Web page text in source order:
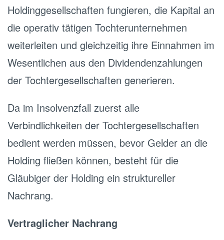
Holdinggesellschaften fungieren, die Kapital an
die operativ tätigen Tochterunternehmen
weiterleiten und gleichzeitig ihre Einnahmen im
Wesentlichen aus den Dividendenzahlungen
der Tochtergesellschaften generieren.
Da im Insolvenzfall zuerst alle
Verbindlichkeiten der Tochtergesellschaften
bedient werden müssen, bevor Gelder an die
Holding fließen können, besteht für die
Gläubiger der Holding ein struktureller
Nachrang.
Vertraglicher Nachrang